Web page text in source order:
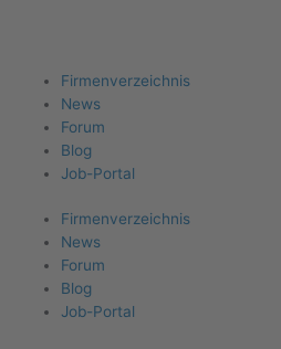
Menu
Firmenverzeichnis
News
Forum
Blog
Job-Portal
Firmenverzeichnis
News
Forum
Blog
Job-Portal